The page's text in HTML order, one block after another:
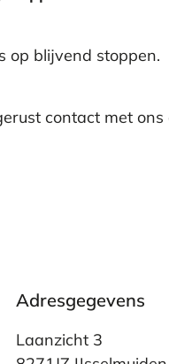
op blijvend stoppen.
contact met ons
Adresgegevens
Laanzicht 3